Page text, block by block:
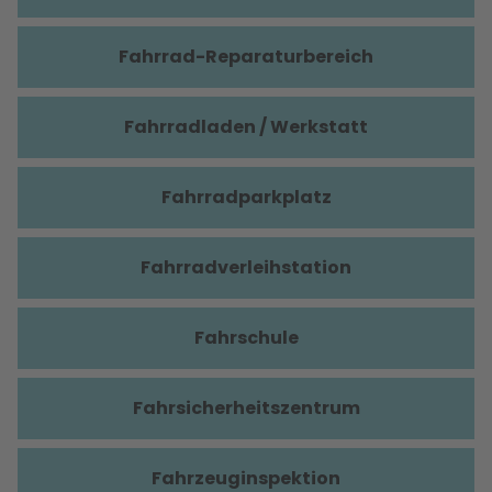
Fahrrad-Reparaturbereich
Fahrradladen / Werkstatt
Fahrradparkplatz
Fahrradverleihstation
Fahrschule
Fahrsicherheitszentrum
Fahrzeuginspektion